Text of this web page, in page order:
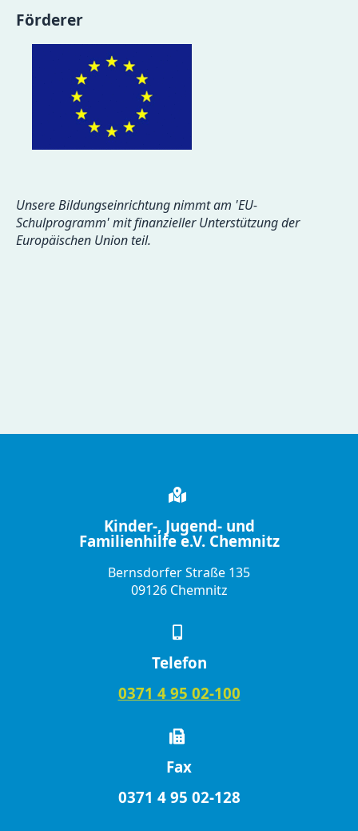
Förderer
Unsere Bildungseinrichtung nimmt am 'EU-
Schulprogramm' mit finanzieller Unterstützung der
Europäischen Union teil.
Kinder-, Jugend- und
Familienhilfe e.V. Chemnitz
Bernsdorfer Straße 135
09126 Chemnitz
Telefon
0371 4 95 02-100
Fax
0371 4 95 02-128